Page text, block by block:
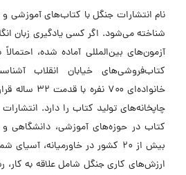
نام انتشارات جنگل با کتاب‌های آموزشی
شناخته می‌شود. اگر کسی یادگیری زبان
آزمون‌های بین‌المللی آماده شده،
کتاب‌فروشی‌های خیابان انقلاب
خانواده‌ای
کتاب در حوزه‌های آموزشی، دانشگاهی و
بیش از ۲۰ کشور در خاورمیانه،
ارزش‌های کاری جنگل شامل علاقه به کار،